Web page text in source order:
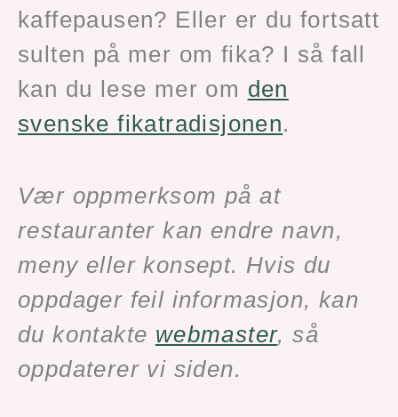
kaffepausen? Eller er du fortsatt
sulten på mer om fika? I så fall
kan du lese mer om den
svenske fikatradisjonen.
Vær oppmerksom på at
restauranter kan endre navn,
meny eller konsept. Hvis du
oppdager feil informasjon, kan
du kontakte webmaster, så
oppdaterer vi siden.